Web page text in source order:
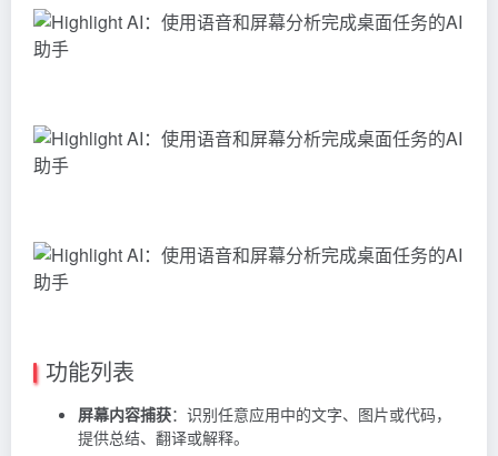
功能列表
屏幕内容捕获：识别任意应用中的文字、图片或代码，
提供总结、翻译或解释。